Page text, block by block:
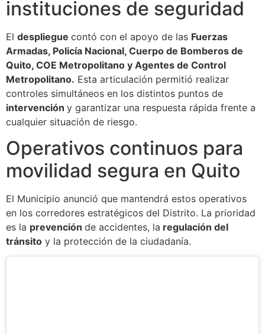
instituciones de seguridad
El despliegue contó con el apoyo de las Fuerzas
Armadas, Policía Nacional, Cuerpo de Bomberos de
Quito, COE Metropolitano y Agentes de Control
Metropolitano. Esta articulación permitió realizar
controles simultáneos en los distintos puntos de
intervención y garantizar una respuesta rápida frente a
cualquier situación de riesgo.
Operativos continuos para
movilidad segura en Quito
El Municipio anunció que mantendrá estos operativos
en los corredores estratégicos del Distrito. La prioridad
es la prevención de accidentes, la regulación del
tránsito y la protección de la ciudadanía.